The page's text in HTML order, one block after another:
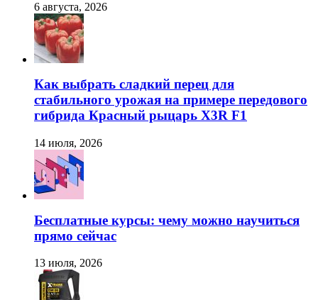
6 августа, 2026
Как выбрать сладкий перец для
стабильного урожая на примере передового
гибрида Красный рыцарь X3R F1
14 июля, 2026
Бесплатные курсы: чему можно научиться
прямо сейчас
13 июля, 2026